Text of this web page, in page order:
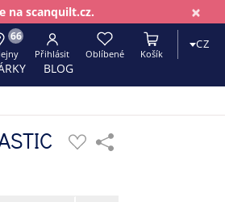
×
na scanquilt.cz.
BLOG
66
Přihlásit Oblíbené Košík
CZ